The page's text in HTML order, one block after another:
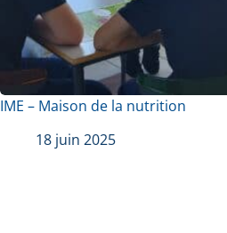
IME – Maison de la nutrition
18 juin 2025